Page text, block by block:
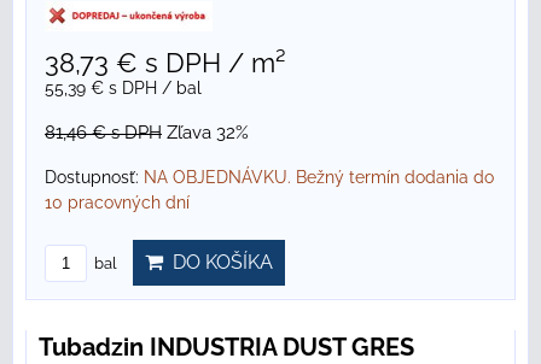
38,73 € s DPH / m²
55,39 € s DPH / bal
81,46 €s DPH Zľava 32%
Dostupnosť: NA OBJEDNÁVKU. Bežný termín dodania do
10 pracovných dní
bal DO KOŠÍKA
Tubadzin INDUSTRIA DUST GRES